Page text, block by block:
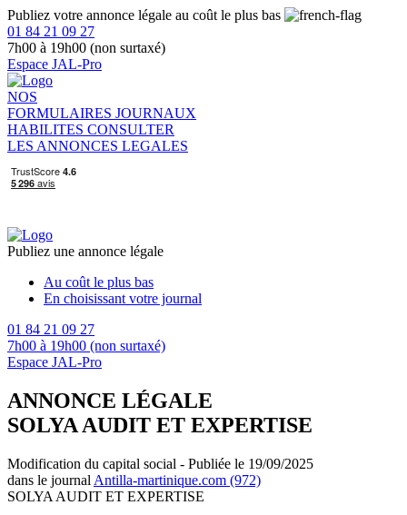
Publiez votre annonce légale au coût le plus bas
01 84 21 09 27
7h00 à 19h00 (non surtaxé)
Espace JAL-Pro
NOS
FORMULAIRES JOURNAUX
HABILITES CONSULTER
LES ANNONCES LEGALES
Publiez une annonce légale
Au coût le plus bas
En choisissant votre journal
01 84 21 09 27
7h00 à 19h00 (non surtaxé)
Espace JAL-Pro
ANNONCE LÉGALE
SOLYA AUDIT ET EXPERTISE
Modification du capital social - Publiée le 19/09/2025
dans le journal Antilla-martinique.com (972)
SOLYA AUDIT ET EXPERTISE